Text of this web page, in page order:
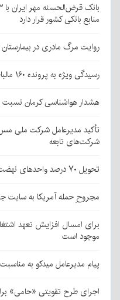
منابع بانکی کشور قرار دارد
روایت مرگ مادری در بیمارستان
رسیدگی ویژه به پرونده ۱۶۰ مالباخته پیش‌فروش خودرو در زرند
هشدار هواشناسی کرمان نسبت
تأکید مدیرعامل شرکت ملی مس
شرکت‌های تابعه
تحویل ۷۰ درصد واحدهای نهضت ملی مسکن در کرمان
مجروحِ حمله آمریکا به سایت
برای امسال افزایش تعهد
موجود است
پیام مدیرعامل میدکو به
اجرای طرح تقویتی «حامی» برای نزدیک به ۱۰